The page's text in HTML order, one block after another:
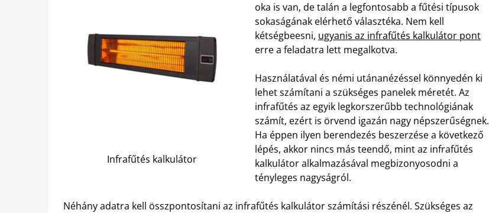
Infrafűtés kalkulátor
oka is van, de talán a legfontosabb a fűtési típusok
sokaságának elérhető választéka. Nem kell
kétségbeesni, ugyanis az infrafűtés kalkulátor pont
erre a feladatra lett megalkotva.
Használatával és némi utánanézéssel könnyedén ki
lehet számítani a szükséges panelek méretét. Az
infrafűtés az egyik legkorszerűbb technológiának
számít, ezért is örvend igazán nagy népszerűségnek.
Ha éppen ilyen berendezés beszerzése a következő
lépés, akkor nincs más teendő, mint az infrafűtés
kalkulátor alkalmazásával megbizonyosodni a
tényleges nagyságról.
Néhány adatra kell összpontosítani az infrafűtés kalkulátor számítási részénél. Szükséges az